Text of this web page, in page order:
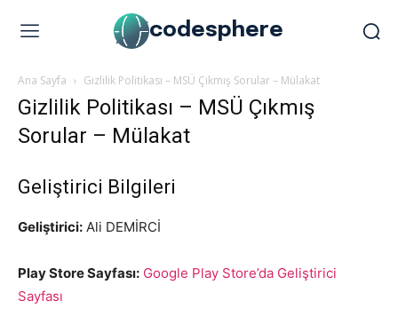
codesphere
Ana Sayfa Gizlilik Politikası – MSÜ Çıkmış Sorular – Mülakat
Gizlilik Politikası – MSÜ Çıkmış
Sorular – Mülakat
Geliştirici Bilgileri
Geliştirici: Ali DEMİRCİ
Play Store Sayfası: Google Play Store’da Geliştirici
Sayfası